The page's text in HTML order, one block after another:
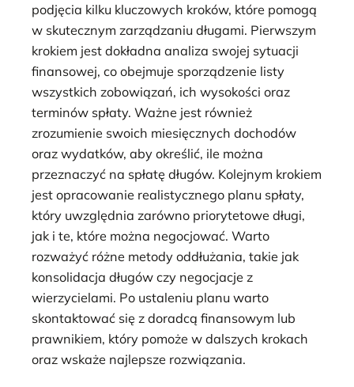
podjęcia kilku kluczowych kroków, które pomogą
w skutecznym zarządzaniu długami. Pierwszym
krokiem jest dokładna analiza swojej sytuacji
finansowej, co obejmuje sporządzenie listy
wszystkich zobowiązań, ich wysokości oraz
terminów spłaty. Ważne jest również
zrozumienie swoich miesięcznych dochodów
oraz wydatków, aby określić, ile można
przeznaczyć na spłatę długów. Kolejnym krokiem
jest opracowanie realistycznego planu spłaty,
który uwzględnia zarówno priorytetowe długi,
jak i te, które można negocjować. Warto
rozważyć różne metody oddłużania, takie jak
konsolidacja długów czy negocjacje z
wierzycielami. Po ustaleniu planu warto
skontaktować się z doradcą finansowym lub
prawnikiem, który pomoże w dalszych krokach
oraz wskaże najlepsze rozwiązania.